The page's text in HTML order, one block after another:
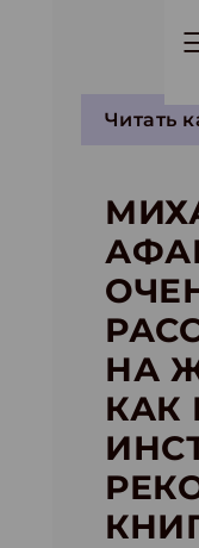
Читать
НА
КАК